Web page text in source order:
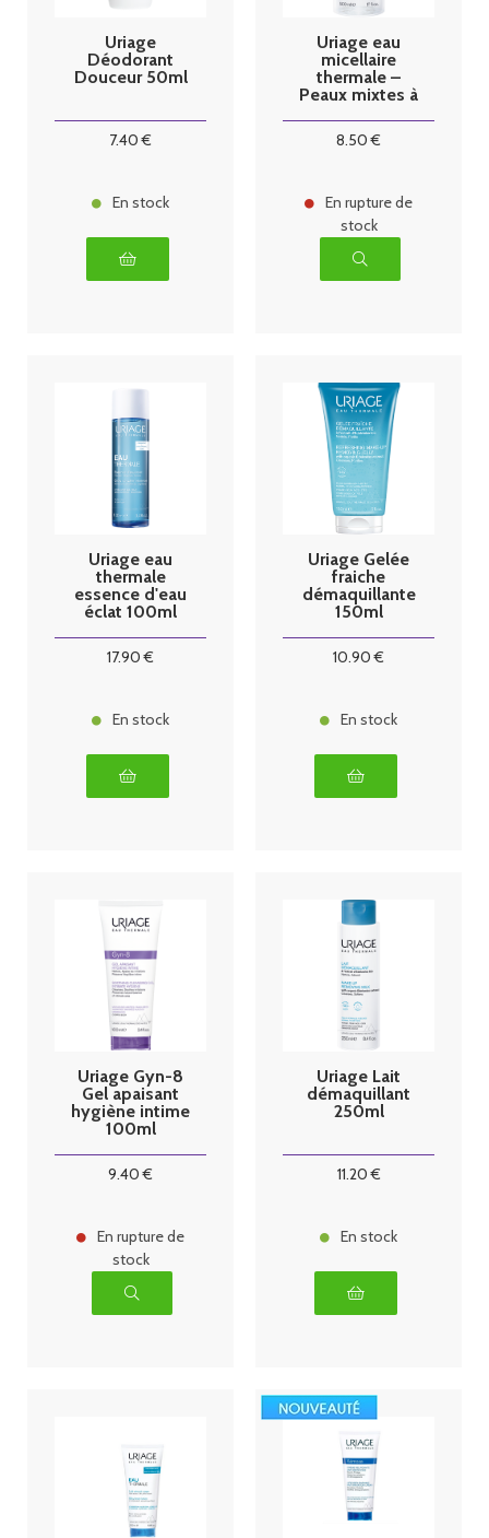
Uriage
Déodorant
Douceur 50ml
7.40 €
En stock
Uriage eau
micellaire
thermale –
Peaux mixtes à
8.50 €
En rupture de
stock
Uriage eau
thermale
essence d'eau
éclat 100ml
17.90 €
En stock
Uriage Gelée
fraiche
démaquillante
150ml
10.90 €
En stock
Uriage Gyn-8
Gel apaisant
hygiène intime
100ml
9.40 €
En rupture de
stock
Uriage Lait
démaquillant
250ml
11.20€
En stock